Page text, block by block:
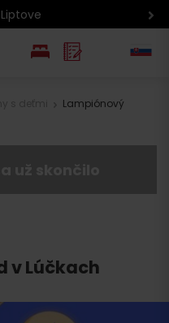
Lampiónový
v Lúčkach